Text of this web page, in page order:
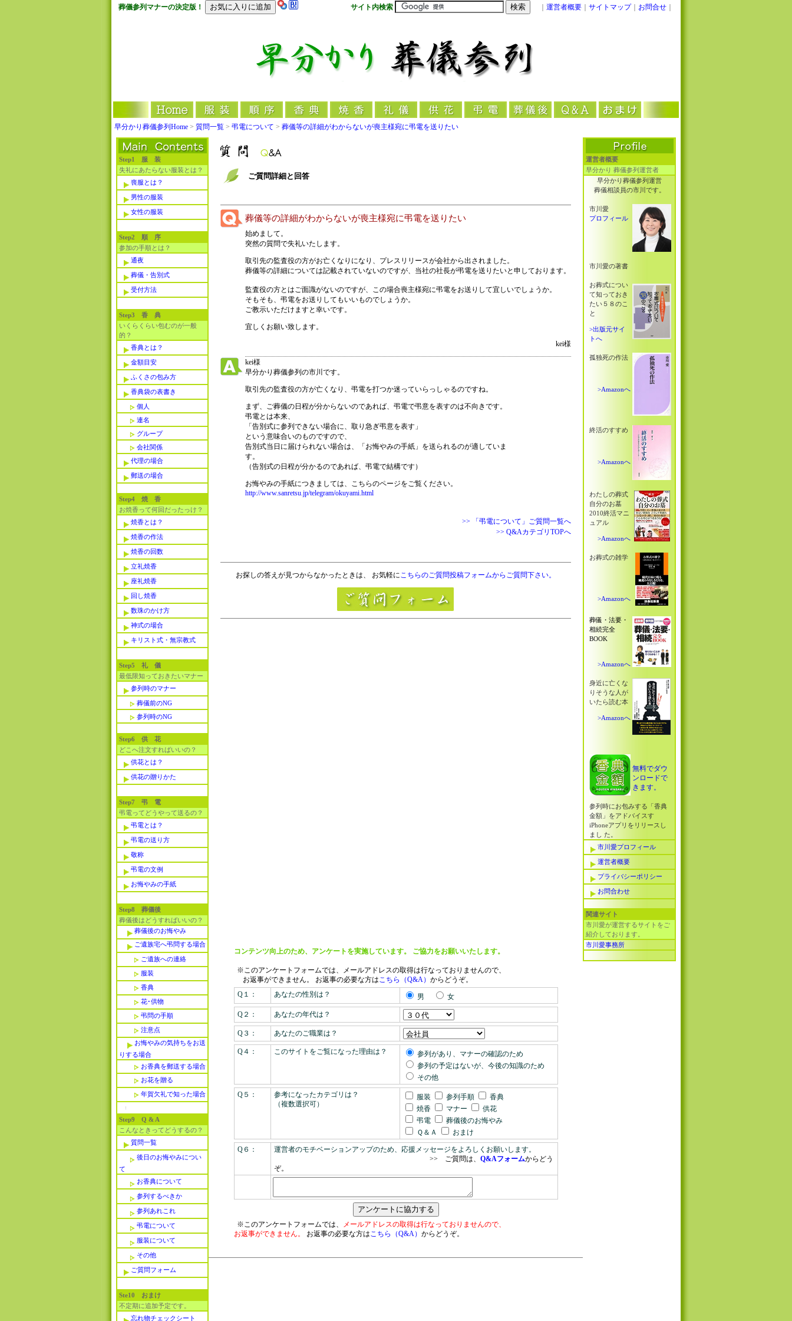
葬儀参列マナーの決定版！ サイト内検索 運営者概要 サイトマップ｜ お問合せ
早分かり葬儀参列Home > 質問一覧 > 弔電について > 葬儀等の詳細がわからないが喪主様宛に弔電を送りたい
Step1 服 装
失礼にあたらない服装とは？
喪服とは？
男性の服装
女性の服装
Step2 順 序
参加の手順とは？
通夜
葬儀・告別式
受付方法
Step3 香 典
いくらくらい包むのが一般
的？
香典とは？
金額目安
ふくさの包み方
香典袋の表書き
個人
連名
グループ
会社関係
代理の場合
郵送の場合
Step4 焼 香
お焼香って何回だったっけ？
焼香とは？
焼香の作法
焼香の回数
立礼焼香
座礼焼香
回し焼香
数珠のかけ方
神式の場合
キリスト式・無宗教式
Step5 礼 儀
最低限知っておきたいマナー
参列時のマナー
葬儀前のNG
参列時のNG
Step6 供 花
どこへ注文すればいいの？
供花とは？
供花の贈りかた
Step7 弔 電
弔電ってどうやって送るの？
弔電とは？
弔電の送り方
敬称
弔電の文例
お悔やみの手紙
Step8 葬儀後
葬儀後はどうすればいいの？
葬儀後のお悔やみ
ご遺族宅へ弔問する場合
ご遺族への連絡
服装
香典
花･供物
弔問の手順
注意点
お悔やみの気持ちをお送
りする場合
お香典を郵送する場合
お花を贈る
年賀欠礼で知った場合
Step9 Q & A
こんなときってどうするの？
質問一覧
後日のお悔やみについ
て
お香典について
参列するべきか
参列あれこれ
弔電について
服装について
その他
ご質問フォーム
Ste10 おまけ
不定期に追加予定です。
忘れ物チェックシート
運営者概要
早分かり 葬儀参列運営者
早分かり葬儀参列運営
葬儀相談員の市川です。
市川愛
プロフィール
市川愛の著書
お葬式につい
て知っておき
たい５８のこ
と
>出版元サイ
トへ
孤独死の作法
>Amazonへ
終活のすすめ
>Amazonへ
わたしの葬式
自分のお墓
2010終活マニ
ュアル
>Amazonへ
お葬式の雑学
>Amazonへ
葬儀・法要・
相続完全
BOOK
>Amazonへ
身近に亡くな
りそうな人が
いたら読む本
>Amazonへ
無料でダウ
ンロードで
きます。
参列時にお包みする「香典
金額」をアドバイスす
iPhoneアプリをリリースし
まし た。
市川愛プロフィール
運営者概要
プライバシーポリシー
お問合わせ
関連サイト
市川愛が運営するサイトをご
紹介しております。
市川愛事務所
ご質問詳細と回答
葬儀等の詳細がわからないが喪主様宛に弔電を送りたい
始めまして。
突然の質問で失礼いたします。
取引先の監査役の方がお亡くなりになり、プレスリリースが会社から出されました。
葬儀等の詳細については記載されていないのですが、当社の社長が弔電を送りたいと申しております。
監査役の方とはご面識がないのですが、この場合喪主様宛に弔電をお送りして宜しいでしょうか。
そもそも、弔電をお送りしてもいいものでしょうか。
ご教示いただけますと幸いです。
宜しくお願い致します。
kei様
kei様
早分かり葬儀参列の市川です。
取引先の監査役の方が亡くなり、弔電を打つか迷っていらっしゃるのですね。
まず、ご葬儀の日程が分からないのであれば、弔電で弔意を表すのは不向きです。
弔電とは本来、
「告別式に参列できない場合に、取り急ぎ弔意を表す」
という意味合いのものですので、
告別式当日に届けられない場合は、「お悔やみの手紙」を送られるのが適していま
す。
（告別式の日程が分かるのであれば、弔電で結構です）
お悔やみの手紙につきましては、こちらのページをご覧ください。
http://www.sanretsu.jp/telegram/okuyami.html
>> 「弔電について」ご質問一覧へ
>> Q&AカテゴリTOPへ
お探しの答えが見つからなかったときは、 お気軽にこちらのご質問投稿フォームからご質問下さい。
コンテンツ向上のため、アンケートを実施しています。 ご協力をお願いいたします。
※このアンケートフォームでは、メールアドレスの取得は行なっておりませんので、
お返事ができません。
お返事の必要な方はこちら（Q&A） からどうぞ。
Q１：
あなたの性別は？ 男 女
Q２： あなたの年代は？
Q３： あなたのご職業は？
Q４： このサイトをご覧になった理由は？
参列があり、マナーの確認のため
参列の予定はないが、今後の知識のため
その他
Q５：
参考になったカテゴリは？
（複数選択可）
服装 参列手順
香典
焼香
マナー
供花
弔電
葬儀後のお悔やみ
Ｑ＆Ａ
おまけ
Q６：
運営者のモチベーションアップのため、応援メッセージをよろしくお願いします。
>> ご質問は、 Q&Aフォームからどう
ぞ。
※このアンケートフォームでは、
メールアドレスの取得は行なっておりませんので、
お返事ができません。
お返事の必要な方はこちら（Q&A） からどうぞ。